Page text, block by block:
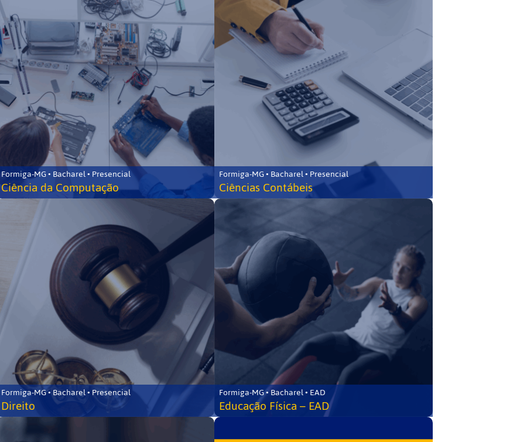
Formiga-MG • Bacharel • Presencial
Ciência da Computação
Formiga-MG • Bacharel • Presencial
Ciências Contábeis
Formiga-MG • Bacharel • Presencial
Direito
Formiga-MG • Bacharel • EAD
Educação Física – EAD